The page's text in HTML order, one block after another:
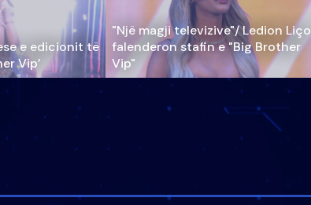
e edicionit të
Vip’
"Një magji televizive"/ Ledion Liço
falenderon stafin e "Big Brother
Vip"